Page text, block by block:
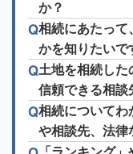
か？
相続にあたって
かを知りたいで
土地を相続した
信頼できる相談
相続についてわ
や相談先、法律